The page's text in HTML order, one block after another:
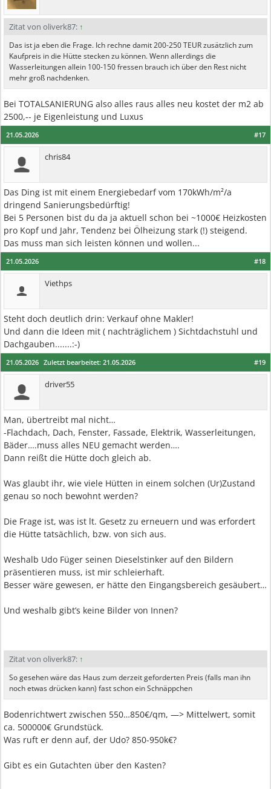
Zitat von oliverk87: ↑
Das ist ja eben die Frage. Ich rechne damit 200-250 TEUR zusätzlich zum
Kaufpreis in die Hütte stecken zu können. Wenn allerdings die
Wasserleitungen allein 100-150 fressen brauch ich über den Rest nicht
mehr groß nachdenken.
Bei TOTALSANIERUNG also alles raus alles neu kostet der m2 ab
2500,-- je Eigenleistung und Luxus
#17
21.05.2026
chris84
Das Ding ist mit einem Energiebedarf vom 170kWh/m²/a
dringend Sanierungsbedürftig!
Bei 5 Personen bist du da ja aktuell schon bei ~1000€ Heizkosten
pro Kopf und Jahr, Tendenz bei Ölheizung stark (!) steigend.
Das muss man sich leisten können und wollen...
#18
21.05.2026
Viethps
Steht doch deutlich drin: Verkauf ohne Makler!
Und dann die Ideen mit ( nachträglichem ) Sichtdachstuhl und
Dachgauben.......:-)
#19
21.05.2026 Zuletzt bearbeitet: 21.05.2026
driver55
Man, übertreibt mal nicht…
-Flachdach, Dach, Fenster, Fassade, Elektrik, Wasserleitungen,
Bäder….muss alles NEU gemacht werden….
Dann reißt die Hütte doch gleich ab.
Was glaubt ihr, wie viele Hütten in einem solchen (Ur)Zustand
genau so noch bewohnt werden?
Die Frage ist, was ist lt. Gesetz zu erneuern und was erfordert
die Hütte tatsächlich, bzw. von sich aus.
Weshalb Udo Füger seinen Dieselstinker auf den Bildern
präsentieren muss, ist mir schleierhaft.
Besser wäre gewesen, er hätte den Eingangsbereich gesäubert…
Und weshalb gibt’s keine Bilder von Innen?
Zitat von oliverk87: ↑
So gesehen wäre das Haus zum derzeit geforderten Preis (falls man ihn
noch etwas drücken kann) fast schon ein Schnäppchen
Bodenrichtwert zwischen 550…850€/qm, —> Mittelwert, somit
ca. 500000€ Grundstück.
Was ruft er denn auf, der Udo? 850-950k€?
Gibt es ein Gutachten über den Kasten?